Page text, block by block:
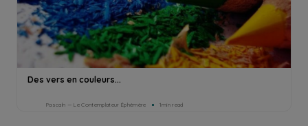
Des vers en couleurs...
Pascaln — Le Contemplateur Éphémère 1min read